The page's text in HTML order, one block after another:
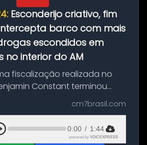
Esconderijo criativo, fim
barco com mais
escondidos em
no interior do AM
fiscalização realizada no
Constant terminou
de aproximadamente 115
em uma
no porto da cidade. O
cm7brasil.com
0:00 / 1:44
powered by VOICEXPRESS